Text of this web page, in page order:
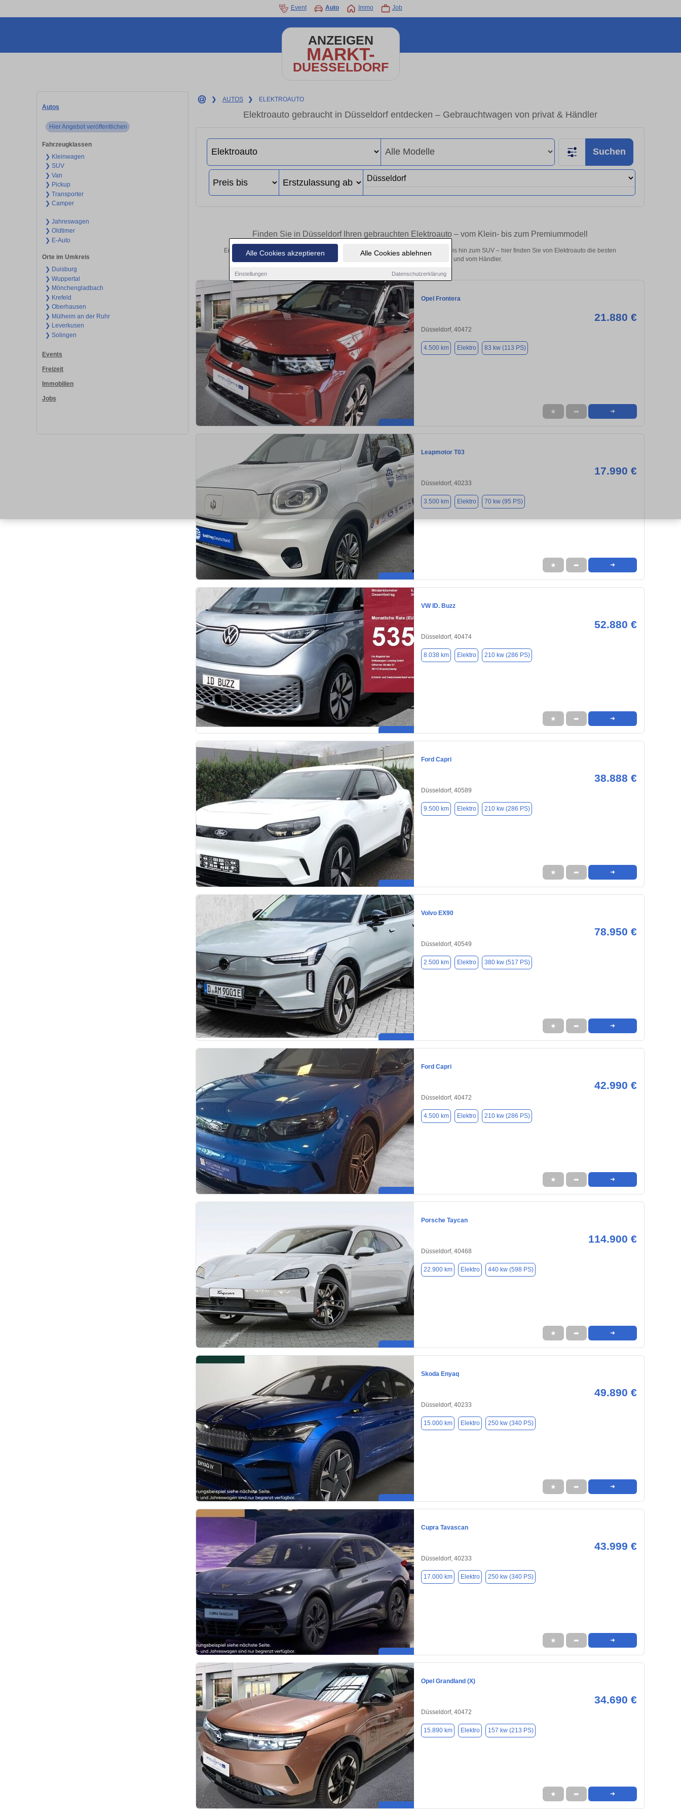
Alle Cookies akzeptieren Alle Cookies ablehnen
Einstellungen Datenschutzerklärung
Event Auto Immo Job
ANZEIGEN
MARKT-
DUESSELDORF
Autos
Hier Angebot veröffentlichen
Fahrzeugklassen
❯ Kleinwagen
❯ SUV
❯ Van
❯ Pickup
❯ Transporter
❯ Camper
❯ Jahreswagen
❯ Oldtimer
❯ E-Auto
Orte im Umkreis
❯ Duisburg
❯ Wuppertal
❯ Mönchengladbach
❯ Krefeld
❯ Oberhausen
❯ Mülheim an der Ruhr
❯ Leverkusen
❯ Solingen
Events
Freizeit
Immobilien
Jobs
❯ AUTOS ❯ ELEKTROAUTO
Elektroauto gebraucht in Düsseldorf entdecken – Gebrauchtwagen von privat & Händler
Suchen
Finden Sie in Düsseldorf Ihren gebrauchten Elektroauto – vom Klein- bis zum Premiummodell
Entdecken Sie in Düsseldorf gebrauchte Elektroauto Fahrzeuge. Von Kleinwagen bis hin zum SUV – hier finden Sie von Elektroauto die besten
Gebrauchtwagen in Düsseldorf von privat und vom Händler.
Opel Frontera
21.880 €
Düsseldorf, 40472
4.500 km Elektro 83 kw (113 PS)
★ ➦ ➜
Leapmotor T03
17.990 €
Düsseldorf, 40233
3.500 km Elektro 70 kw (95 PS)
★ ➦ ➜
VW ID. Buzz
52.880 €
Düsseldorf, 40474
8.038 km Elektro 210 kw (286 PS)
★ ➦ ➜
Ford Capri
38.888 €
Düsseldorf, 40589
9.500 km Elektro 210 kw (286 PS)
★ ➦ ➜
Volvo EX90
78.950 €
Düsseldorf, 40549
2.500 km Elektro 380 kw (517 PS)
★ ➦ ➜
Ford Capri
42.990 €
Düsseldorf, 40472
4.500 km Elektro 210 kw (286 PS)
★ ➦ ➜
Porsche Taycan
114.900 €
Düsseldorf, 40468
22.900 km Elektro 440 kw (598 PS)
★ ➦ ➜
Skoda Enyaq
49.890 €
Düsseldorf, 40233
15.000 km Elektro 250 kw (340 PS)
★ ➦ ➜
Cupra Tavascan
43.999 €
Düsseldorf, 40233
17.000 km Elektro 250 kw (340 PS)
★ ➦ ➜
Opel Grandland (X)
34.690 €
Düsseldorf, 40472
15.890 km Elektro 157 kw (213 PS)
★ ➦ ➜